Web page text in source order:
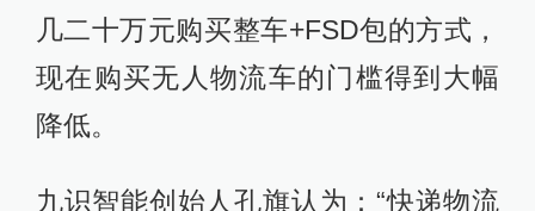
几二十万元购买整车+FSD包的方式，
现在购买无人物流车的门槛得到大幅
降低。
九识智能创始人孔旗认为：“快递物流